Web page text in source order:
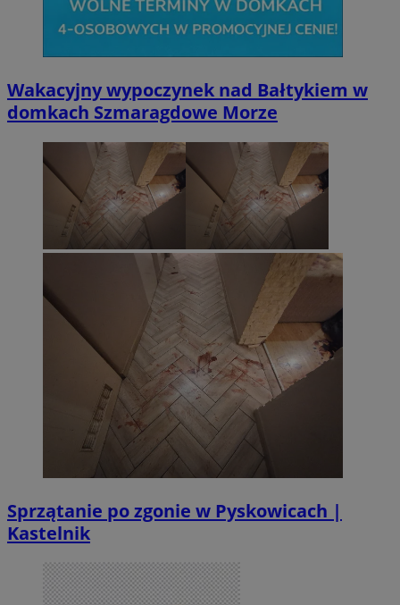
Wakacyjny wypoczynek nad Bałtykiem w
domkach Szmaragdowe Morze
Sprzątanie po zgonie w Pyskowicach |
Kastelnik